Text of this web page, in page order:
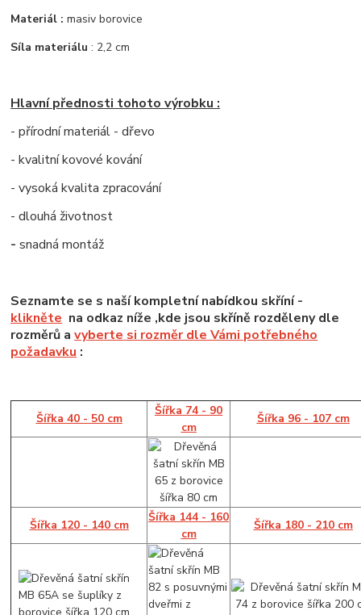
Materiál : masiv borovice
Síla materiálu : 2,2 cm
Hlavní přednosti tohoto výrobku :
- přírodní materiál - dřevo
- kvalitní kovové kování
- vysoká kvalita zpracování
- dlouhá životnost
-snadná montáž
Seznamte se s naší kompletní nabídkou skříní -
klikněte na odkaz níže ,kde jsou skříně rozděleny dle
rozměrů avyberte si rozměr dle Vámi potřebného
požadavku :
Šířka 40 - 50 cm
Šířka 74 - 90
cm
Šířka 96 - 107 cm
Šířka 120 - 140 cm
Šířka 144 - 160
cm
Šířka 180 - 210 cm